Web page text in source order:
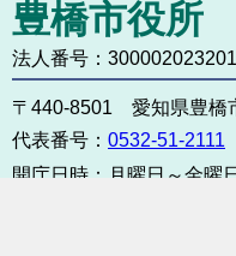
豊橋市役所
法人番号：
〒440-8501 愛知県豊橋
代表番号： 0532-51-2111
開庁日時：
月曜日～金